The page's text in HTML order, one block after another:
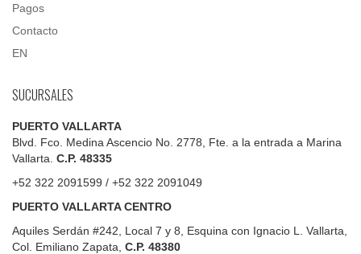
Pagos
Contacto
EN
SUCURSALES
PUERTO VALLARTA
Blvd. Fco. Medina Ascencio No. 2778, Fte. a la entrada a Marina
Vallarta. C.P. 48335
+52 322 2091599 / +52 322 2091049
PUERTO VALLARTA CENTRO
Aquiles Serdán #242, Local 7 y 8, Esquina con Ignacio L. Vallarta,
Col. Emiliano Zapata, C.P. 48380